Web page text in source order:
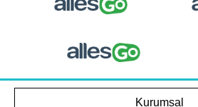
Kurumsal